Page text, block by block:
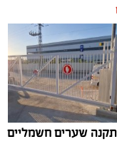
שערים חשמליים